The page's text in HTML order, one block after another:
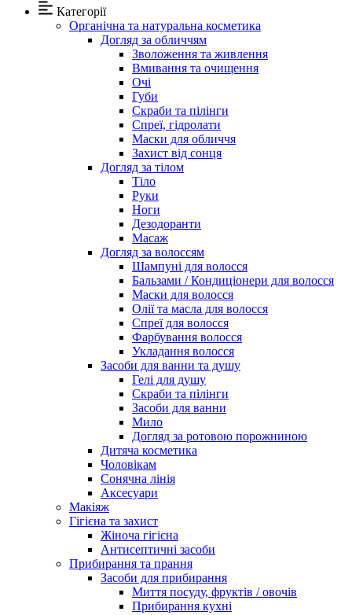
Категорії
Органічна та натуральна косметика
Догляд за обличчям
Зволоження та живлення
Вмивання та очищення
Очі
Губи
Скраби та пілінги
Спреї, гідролати
Маски для обличчя
Захист від сонця
Догляд за тілом
Тіло
Руки
Ноги
Дезодоранти
Масаж
Догляд за волоссям
Шампуні для волосся
Бальзами / Кондиціонери для волосся
Маски для волосся
Олії та масла для волосся
Спреї для волосся
Фарбування волосся
Укладання волосся
Засоби для ванни та душу
Гелі для душу
Скраби та пілінги
Засоби для ванни
Мило
Догляд за ротовою порожниною
Дитяча косметика
Чоловікам
Сонячна лінія
Аксесуари
Макіяж
Гігієна та захист
Жіноча гігієна
Антисептичні засоби
Прибирання та прання
Засоби для прибирання
Миття посуду, фруктів / овочів
Прибирання кухні